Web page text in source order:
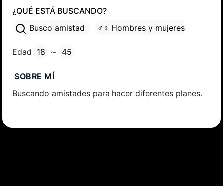
¿QUÉ ESTÁ BUSCANDO?
Busco amistad
♂♀ Hombres y mujeres
Edad 18 ∼ 45
SOBRE MÍ
Buscando amistades para hacer diferentes planes.